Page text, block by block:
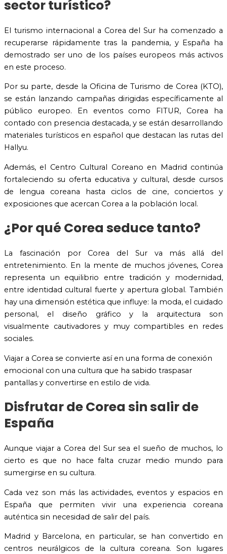
sector turístico?
El turismo internacional a Corea del Sur ha comenzado a
recuperarse rápidamente tras la pandemia, y España ha
demostrado ser uno de los países europeos más activos
en este proceso.
Por su parte, desde la Oficina de Turismo de Corea (KTO),
se están lanzando campañas dirigidas específicamente al
público europeo. En eventos como FITUR, Corea ha
contado con presencia destacada, y se están desarrollando
materiales turísticos en español que destacan las rutas del
Hallyu.
Además, el Centro Cultural Coreano en Madrid continúa
fortaleciendo su oferta educativa y cultural, desde cursos
de lengua coreana hasta ciclos de cine, conciertos y
exposiciones que acercan Corea a la población local.
¿Por qué Corea seduce tanto?
La fascinación por Corea del Sur va más allá del
entretenimiento. En la mente de muchos jóvenes, Corea
representa un equilibrio entre tradición y modernidad,
entre identidad cultural fuerte y apertura global. También
hay una dimensión estética que influye: la moda, el cuidado
personal, el diseño gráfico y la arquitectura son
visualmente cautivadores y muy compartibles en redes
sociales.
Viajar a Corea se convierte así en una forma de conexión
emocional con una cultura que ha sabido traspasar
pantallas y convertirse en estilo de vida.
Disfrutar de Corea sin salir de
España
Aunque viajar a Corea del Sur sea el sueño de muchos, lo
cierto es que no hace falta cruzar medio mundo para
sumergirse en su cultura.
Cada vez son más las actividades, eventos y espacios en
España que permiten vivir una experiencia coreana
auténtica sin necesidad de salir del país.
Madrid y Barcelona, en particular, se han convertido en
centros neurálgicos de la cultura coreana. Son lugares